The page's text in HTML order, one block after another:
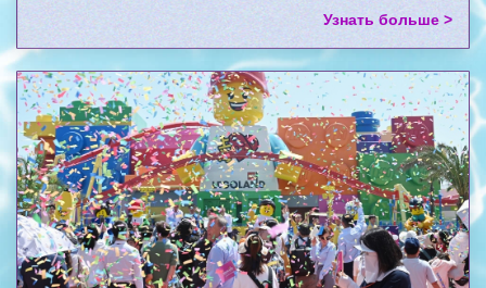
набором культурных и креативных продуктов
Узнать больше >